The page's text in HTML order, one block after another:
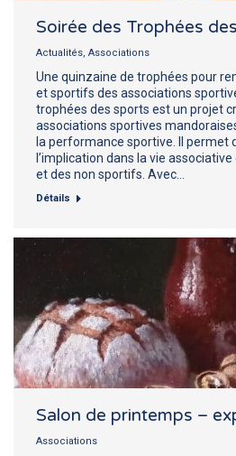
Soirée des Trophées
Actualités, Associations
Une quinzaine de trophées pour
et sportifs des associations
trophées des sports est un projet
associations sportives
la performance sportive. Il permet
l’implication dans la vie
et des non sportifs. Avec…
Détails
Salon de printemps –
Associations